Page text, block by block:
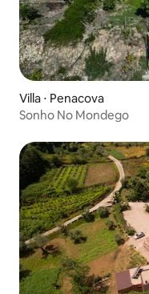
Villa ⋅ Penacova
Sonho No Mondego